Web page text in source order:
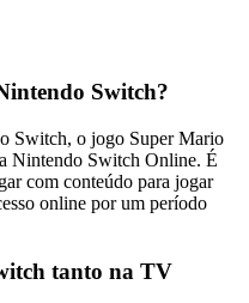
Switch?
Switch, o jogo Super Mario
Nintendo Switch Online. É
com conteúdo para jogar
online por um período
tanto na TV